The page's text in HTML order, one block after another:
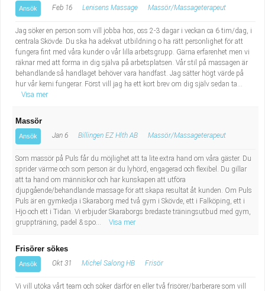
Ansök Feb 16 Lenisens Massage Massör/Massageterapeut
Jag söker en person som vill jobba hos, oss 2-3 dagar i veckan ca 6 tim/dag, i
centrala Skövde. Du ska ha adekvat utbildning o ha rätt personlighet för att
fungera fint med våra kunder o vår lilla arbetsgrupp. Gärna erfarenhet men vi
räknar med att forma in dig själva på arbetsplatsen. Vår stil på massagen är
behandlande så handlaget behöver vara handfast. Jag sätter högt värde på
hur vår kemi fungerar. Först vill jag ha ett kort brev om dig själv sedan ta...
Visa mer
Massör
Ansök Jan 6 Billingen EZ Hlth AB Massör/Massageterapeut
Som massör på Puls får du möjlighet att ta lite extra hand om våra gäster. Du
sprider värme och som person är du lyhörd, engagerad och flexibel. Du gillar
att ta hand om människor och har kunskapen att utföra
djupgående/behandlande massage för att skapa resultat åt kunden. Om Puls
Puls är en gymkedja i Skaraborg med två gym i Skövde, ett i Falköping, ett i
Hjo och ett i Tidan. Vi erbjuder Skaraborgs bredaste träningsutbud med gym,
gruppträning, padel & spo...
Visa mer
Frisörer sökes
Ansök Okt 31 Michel Salong HB Frisör
Vi vill utöka vårt team och söker därför en eller två frisörer/barberare som vill